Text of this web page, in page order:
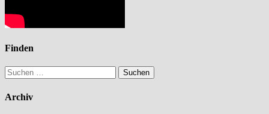
Finden
Suchen
nach:
Archiv